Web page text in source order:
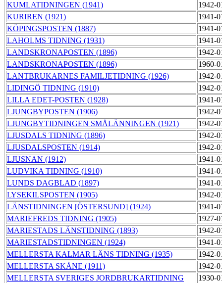
KUMLATIDNINGEN (1941)
1942-
KURIREN (1921)
1941-
KÖPINGSPOSTEN (1887)
1941-
LAHOLMS TIDNING (1931)
1941-
LANDSKRONAPOSTEN (1896)
1942-
LANDSKRONAPOSTEN (1896)
1960-
LANTBRUKARNES FAMILJETIDNING (1926)
1942-
LIDINGÖ TIDNING (1910)
1942-
LILLA EDET-POSTEN (1928)
1941-
LJUNGBYPOSTEN (1906)
1942-
LJUNGBYTIDNINGEN SMÅLÄNNINGEN (1921)
1942-
LJUSDALS TIDNING (1896)
1942-
LJUSDALSPOSTEN (1914)
1942-
LJUSNAN (1912)
1941-
LUDVIKA TIDNING (1910)
1941-
LUNDS DAGBLAD (1897)
1941-
LYSEKILSPOSTEN (1905)
1942-
LÄNSTIDNINGEN [ÖSTERSUND] (1924)
1941-
MARIEFREDS TIDNING (1905)
1927-
MARIESTADS LÄNSTIDNING (1893)
1942-
MARIESTADSTIDNINGEN (1924)
1941-
MELLERSTA KALMAR LÄNS TIDNING (1935)
1942-
MELLERSTA SKÅNE (1911)
1942-
MELLERSTA SVERIGES JORDBRUKARTIDNING
1930-